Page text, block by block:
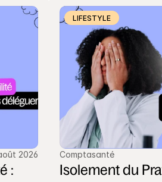
2026
:
LIFESTYLE
Comptasanté
Isolement du